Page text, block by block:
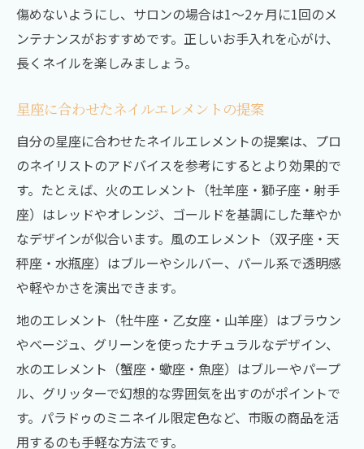
傷めないようにし、サロンの場合は1～2ヶ月に1回のメ
ンテナンスがおすすめです。正しいお手入れを心がけ、
長くネイルを楽しみましょう。
星座に合わせたネイルエレメントの提案
自分の星座に合わせたネイルエレメントの提案は、プロ
のネイリストのアドバイスを参考にするとより効果的で
す。たとえば、火のエレメント（牡羊座・獅子座・射手
座）はレッドやオレンジ、ゴールドを基調にした華やか
なデザインが似合います。風のエレメント（双子座・天
秤座・水瓶座）はブルーやシルバー、パール系で透明感
や軽やかさを演出できます。
地のエレメント（牡牛座・乙女座・山羊座）はブラウン
やベージュ、グリーンを使ったナチュラルなデザイン、
水のエレメント（蟹座・蠍座・魚座）はブルーやパープ
ル、グリッターで幻想的な雰囲気を出すのがポイントで
す。パラドゥのミニネイル限定色など、市販の商品を活
用するのも手軽な方法です。